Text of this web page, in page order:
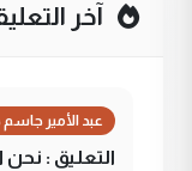
آخر
عبد الأمير
التعليق : نحن